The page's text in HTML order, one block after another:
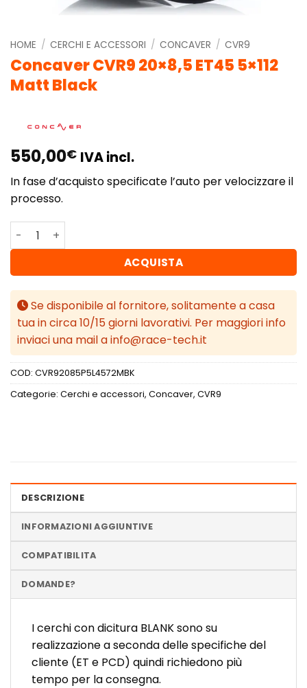
HOME / CERCHI E ACCESSORI / CONCAVER / CVR9
Concaver CVR9 20×8,5 ET45 5×112
Matt Black
550,00€ IVA incl.
In fase d’acquisto specificate l’auto per velocizzare il
processo.
Concaver CVR9 20x8,5 ET45 5x112 Matt Black quantità
ACQUISTA
Se disponibile al fornitore, solitamente a casa
tua in circa 10/15 giorni lavorativi. Per maggiori info
inviaci una mail a info@race-tech.it
COD: CVR92085P5L4572MBK
Categorie: Cerchi e accessori, Concaver, CVR9
DESCRIZIONE
INFORMAZIONI AGGIUNTIVE
COMPATIBILITA
DOMANDE?
I cerchi con dicitura BLANK sono su
realizzazione a seconda delle specifiche del
cliente (ET e PCD) quindi richiedono più
tempo per la consegna.